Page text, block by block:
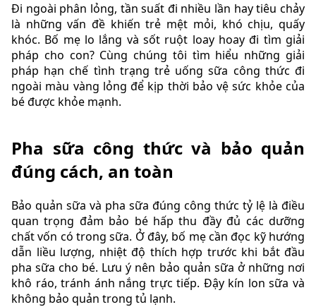
Đi ngoài phân lỏng, tần suất đi nhiều lần hay tiêu chảy
là những vấn đề khiến trẻ mệt mỏi, khó chịu, quấy
khóc. Bố mẹ lo lắng và sốt ruột loay hoay đi tìm giải
pháp cho con? Cùng chúng tôi tìm hiểu những giải
pháp hạn chế tình trạng trẻ uống sữa công thức đi
ngoài màu vàng lỏng để kịp thời bảo vệ sức khỏe của
bé được khỏe mạnh.
Pha sữa công thức và bảo quản
đúng cách, an toàn
Bảo quản sữa và pha sữa đúng công thức tỷ lệ là điều
quan trọng đảm bảo bé hấp thu đầy đủ các dưỡng
chất vốn có trong sữa. Ở đây, bố mẹ cần đọc kỹ hướng
dẫn liều lượng, nhiệt độ thích hợp trước khi bắt đầu
pha sữa cho bé. Lưu ý nên bảo quản sữa ở những nơi
khô ráo, tránh ánh nắng trực tiếp. Đậy kín lon sữa và
không bảo quản trong tủ lạnh.